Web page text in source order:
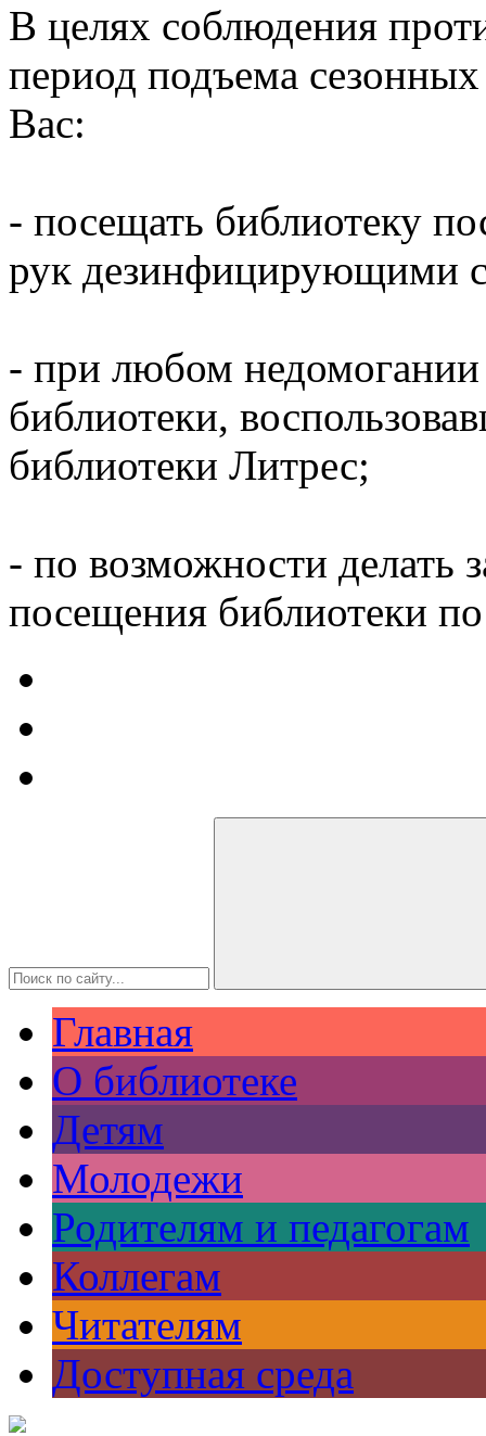
В целях соблюдения
период подъема
Вас:
- посещать библиотеку
рук дезинфицирующими
- при любом недомогании
библиотеки,
библиотеки Литрес;
- по возможности делать
посещения библиотеки
Главная
О библиотеке
Детям
Молодежи
Родителям и педагогам
Коллегам
Читателям
Доступная среда